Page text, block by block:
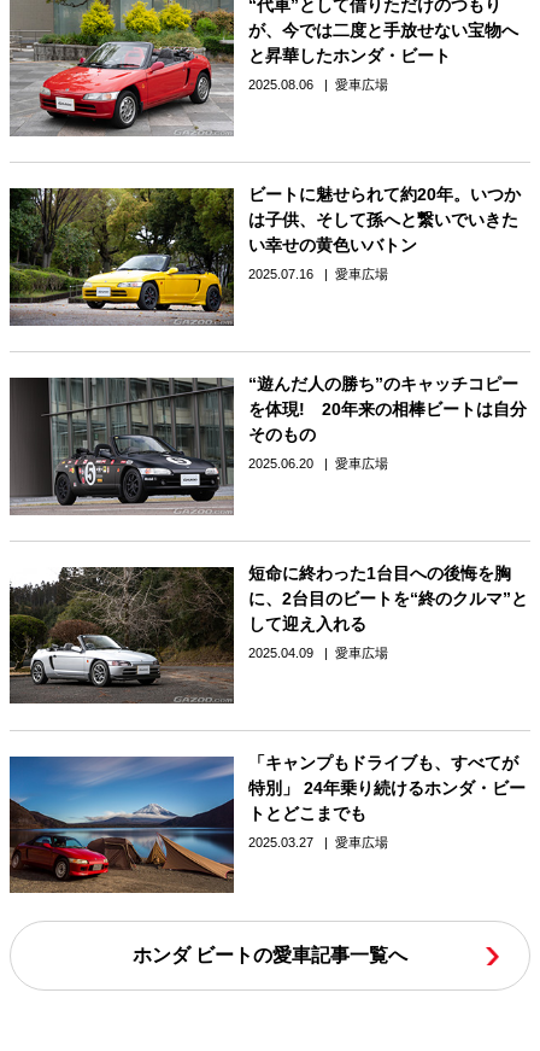
“代車”として借りただけのつもり
が、今では二度と手放せない宝物へ
と昇華したホンダ・ビート
2025.08.06 愛車広場
ビートに魅せられて約20年。いつか
は子供、そして孫へと繋いでいきた
い幸せの黄色いバトン
2025.07.16 愛車広場
“遊んだ人の勝ち”のキャッチコピー
を体現! 20年来の相棒ビートは自分
そのもの
2025.06.20 愛車広場
短命に終わった1台目への後悔を胸
に、2台目のビートを“終のクルマ”と
して迎え入れる
2025.04.09 愛車広場
「キャンプもドライブも、すべてが
特別」 24年乗り続けるホンダ・ビー
トとどこまでも
2025.03.27 愛車広場
ホンダ ビートの愛車記事一覧へ